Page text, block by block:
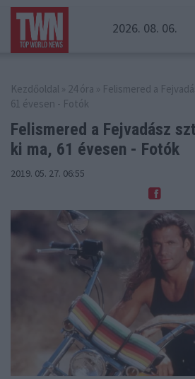
2026. 08. 06.
Kezdőoldal » 24 óra » Felismered a
61 évesen - Fotók
Felismered a Fejvadász
ki ma, 61 évesen - Fotók
2019. 05. 27. 06:55